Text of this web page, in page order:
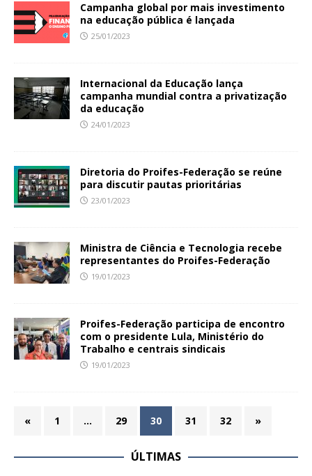
Campanha global por mais investimento
na educação pública é lançada
25/01/2023
Internacional da Educação lança
campanha mundial contra a privatização
da educação
24/01/2023
Diretoria do Proifes-Federação se reúne
para discutir pautas prioritárias
23/01/2023
Ministra de Ciência e Tecnologia recebe
representantes do Proifes-Federação
19/01/2023
Proifes-Federação participa de encontro
com o presidente Lula, Ministério do
Trabalho e centrais sindicais
19/01/2023
« 1 … 29 30 31 32 »
ÚLTIMAS